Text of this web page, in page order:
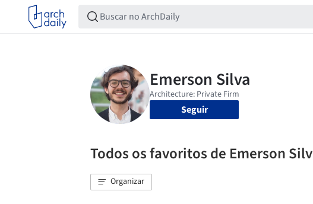
Seguir
Todos os favoritos de Emerson
Organizar